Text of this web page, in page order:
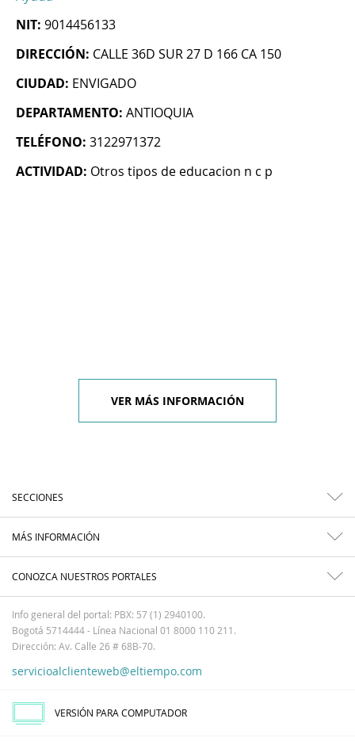
NIT: 9014456133
DIRECCIÓN: CALLE 36D SUR 27 D 166 CA 150
CIUDAD: ENVIGADO
DEPARTAMENTO: ANTIOQUIA
TELÉFONO: 3122971372
ACTIVIDAD: Otros tipos de educacion n c p
VER MÁS INFORMACIÓN
SECCIONES
MÁS INFORMACIÓN
CONOZCA NUESTROS PORTALES
Info general del portal: PBX: 57 (1) 2940100.
Bogotá 5714444 - Línea Nacional 01 8000 110 211.
Dirección: Av. Calle 26 # 68B-70.
servicioalclienteweb@eltiempo.com
VERSIÓN PARA COMPUTADOR